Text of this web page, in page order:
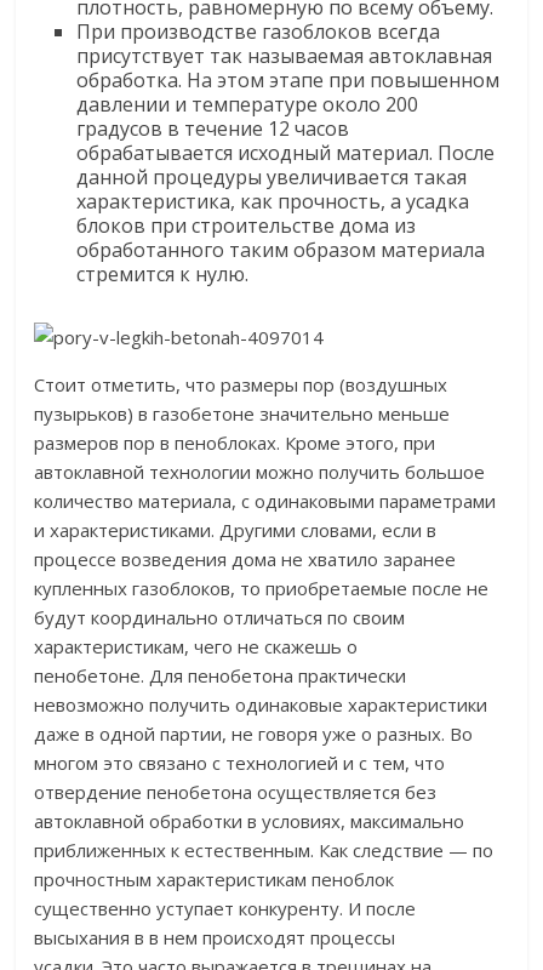
плотность, равномерную по всему объему.
При производстве газоблоков всегда
присутствует так называемая автоклавная
обработка. На этом этапе при повышенном
давлении и температуре около 200
градусов в течение 12 часов
обрабатывается исходный материал. После
данной процедуры увеличивается такая
характеристика, как прочность, а усадка
блоков при строительстве дома из
обработанного таким образом материала
стремится к нулю.
Стоит отметить, что размеры пор (воздушных
пузырьков) в газобетоне значительно меньше
размеров пор в пеноблоках. Кроме этого, при
автоклавной технологии можно получить большое
количество материала, с одинаковыми параметрами
и характеристиками. Другими словами, если в
процессе возведения дома не хватило заранее
купленных газоблоков, то приобретаемые после не
будут координально отличаться по своим
характеристикам, чего не скажешь о
пенобетоне. Для пенобетона практически
невозможно получить одинаковые характеристики
даже в одной партии, не говоря уже о разных. Во
многом это связано с технологией и с тем, что
отвердение пенобетона осуществляется без
автоклавной обработки в условиях, максимально
приближенных к естественным. Как следствие — по
прочностным характеристикам пеноблок
существенно уступает конкуренту. И после
высыхания в в нем происходят процессы